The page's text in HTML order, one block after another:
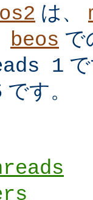
は、
beos で
1
です。